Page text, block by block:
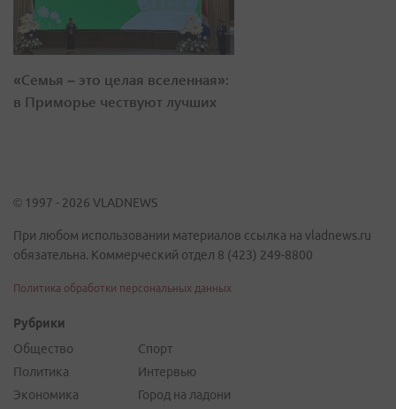
«Семья – это целая вселенная»:
в Приморье чествуют лучших
© 1997 - 2026 VLADNEWS
При любом использовании материалов ссылка на vladnews.ru
обязательна. Коммерческий отдел 8 (423) 249-8800
Политика обработки персональных данных
Рубрики
Общество
Политика
Экономика
Спорт
Интервью
Город на ладони